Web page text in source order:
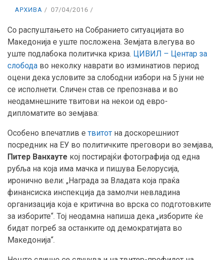
АРХИВА 07/04/2016
Со распуштањето на Собранието ситуацијата во
Македонија е уште посложена. Земјата влегува во
уште подлабока политичка криза. ЦИВИЛ – Центар за
слобода во неколку наврати во изминатиов период
оцени дека условите за слободни избори на 5 јуни не
се исполнети. Сличен став се препознава и во
неодамнешните твитови на некои од евро-
дипломатите во земјава:
Особено впечатлив е твитот на доскорешниот
посредник на ЕУ во политичките преговори во земјава,
Питер Ванхауте кој постирајќи фотографија од една
рубља на која има мачка и пишува Белорусија,
иронично вели: „Награда за Владата која праќа
финансиска инспекција да замолчи невладина
организација која е критична во врска со подготовките
за изборите“. Тој неодамна напиша дека „изборите ќе
бидат погреб за останките од демократијата во
Македонија“.